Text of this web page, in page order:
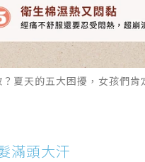
夏天的五大困擾，女孩們肯
滿頭大汗